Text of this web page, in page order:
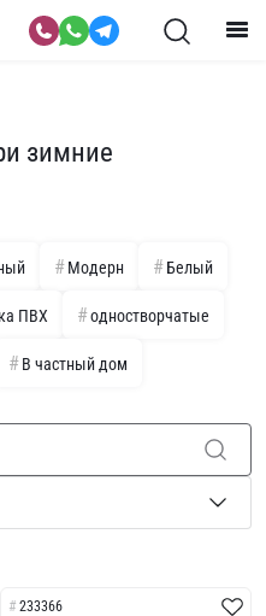
зимние
Модерн Белый
ПВХ одностворчатые
В частный дом
233366